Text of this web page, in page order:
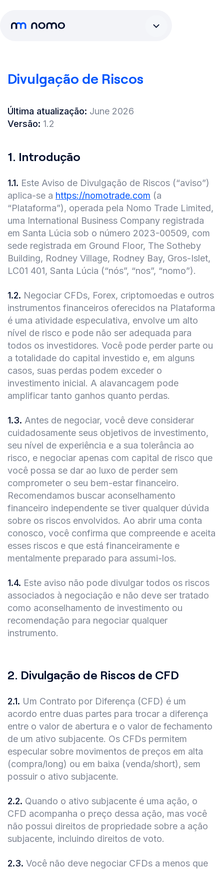
Divulgação de Riscos
Última atualização: June 2026
Versão: 1.2
1. Introdução
1.1. Este Aviso de Divulgação de Riscos (“aviso”)
aplica-se a https://nomotrade.com (a
“Plataforma”), operada pela Nomo Trade Limited,
uma International Business Company registrada
em Santa Lúcia sob o número 2023-00509, com
sede registrada em Ground Floor, The Sotheby
Building, Rodney Village, Rodney Bay, Gros-Islet,
LC01 401, Santa Lúcia (“nós”, “nos”, “nomo”).
1.2. Negociar CFDs, Forex, criptomoedas e outros
instrumentos financeiros oferecidos na Plataforma
é uma atividade especulativa, envolve um alto
nível de risco e pode não ser adequada para
todos os investidores. Você pode perder parte ou
a totalidade do capital investido e, em alguns
casos, suas perdas podem exceder o
investimento inicial. A alavancagem pode
amplificar tanto ganhos quanto perdas.
1.3. Antes de negociar, você deve considerar
cuidadosamente seus objetivos de investimento,
seu nível de experiência e a sua tolerância ao
risco, e negociar apenas com capital de risco que
você possa se dar ao luxo de perder sem
comprometer o seu bem-estar financeiro.
Recomendamos buscar aconselhamento
financeiro independente se tiver qualquer dúvida
sobre os riscos envolvidos. Ao abrir uma conta
conosco, você confirma que compreende e aceita
esses riscos e que está financeiramente e
mentalmente preparado para assumi-los.
1.4. Este aviso não pode divulgar todos os riscos
associados à negociação e não deve ser tratado
como aconselhamento de investimento ou
recomendação para negociar qualquer
instrumento.
2. Divulgação de Riscos de CFD
2.1. Um Contrato por Diferença (CFD) é um
acordo entre duas partes para trocar a diferença
entre o valor de abertura e o valor de fechamento
de um ativo subjacente. Os CFDs permitem
especular sobre movimentos de preços em alta
(compra/long) ou em baixa (venda/short), sem
possuir o ativo subjacente.
2.2. Quando o ativo subjacente é uma ação, o
CFD acompanha o preço dessa ação, mas você
não possui direitos de propriedade sobre a ação
subjacente, incluindo direitos de voto.
2.3. Você não deve negociar CFDs a menos que